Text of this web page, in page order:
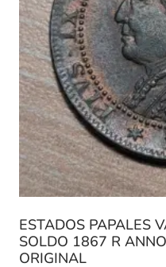
ESTADOS PAPALES
SOLDO 1867 R
ORIGINAL